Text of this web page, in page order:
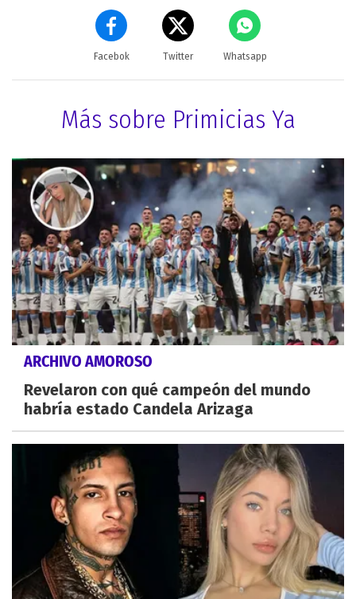
Facebok Twitter Whatsapp
Más sobre Primicias Ya
ARCHIVO AMOROSO
Revelaron con qué campeón del mundo
habría estado Candela Arizaga